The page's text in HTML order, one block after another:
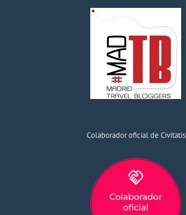
Colaborador oficial de Civitatis